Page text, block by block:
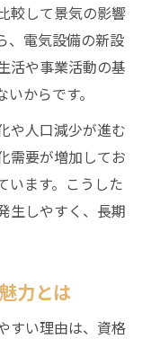
較して景気の影響
、電気設備の新設
活や事業活動の基
からです。
や人口減少が進む
需要が増加してお
います。こうした
生しやすく、長期
力とは
すい理由は、資格